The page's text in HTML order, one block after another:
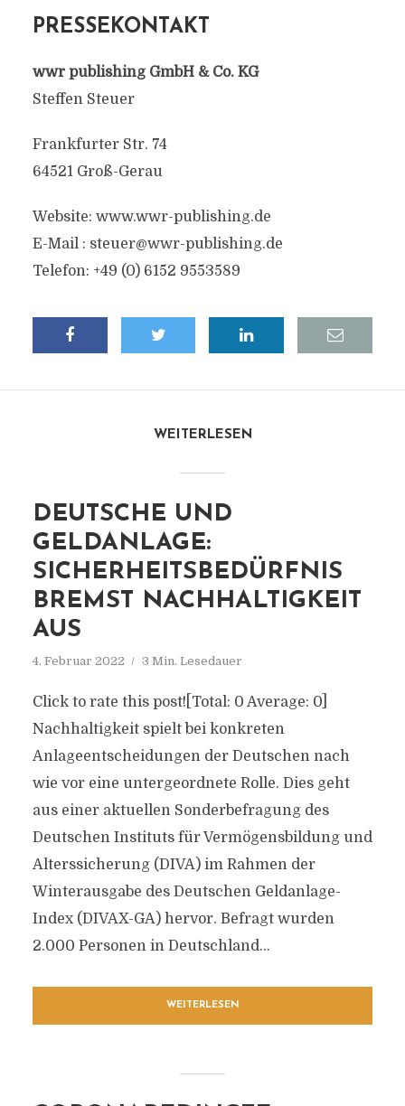
PRESSEKONTAKT
wwr publishing GmbH & Co. KG
Steffen Steuer
Frankfurter Str. 74
64521 Groß-Gerau
Website: www.wwr-publishing.de
E-Mail : steuer@wwr-publishing.de
Telefon: +49 (0) 6152 9553589
WEITERLESEN
DEUTSCHE UND
GELDANLAGE:
SICHERHEITSBEDÜRFNIS
BREMST NACHHALTIGKEIT
AUS
4. Februar 2022 3 Min. Lesedauer
Click to rate this post![Total: 0 Average: 0]
Nachhaltigkeit spielt bei konkreten
Anlageentscheidungen der Deutschen nach
wie vor eine untergeordnete Rolle. Dies geht
aus einer aktuellen Sonderbefragung des
Deutschen Instituts für Vermögensbildung und
Alterssicherung (DIVA) im Rahmen der
Winterausgabe des Deutschen Geldanlage-
Index (DIVAX-GA) hervor. Befragt wurden
2.000 Personen in Deutschland...
WEITERLESEN